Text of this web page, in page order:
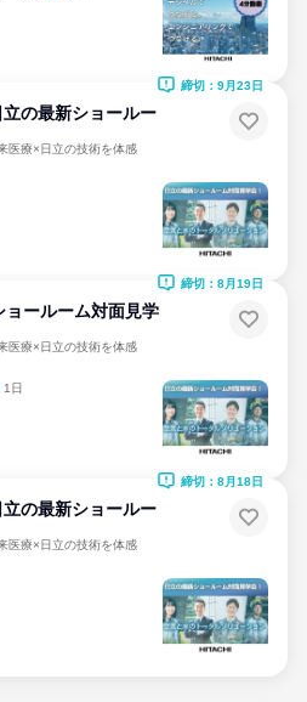
の最新ショールー
医療×日立の技術を体感
締切：9月23日
ョールーム対面見学
医療×日立の技術を体感
1日
締切：8月19日
の最新ショールー
医療×日立の技術を体感
締切：8月18日